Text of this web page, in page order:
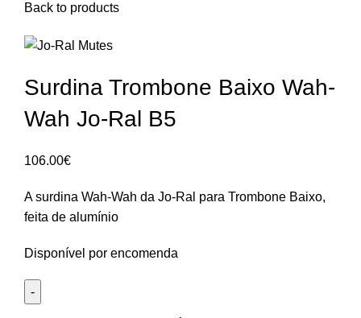
Back to products
Surdina Trombone Baixo Wah-
Wah Jo-Ral B5
106.00€
A surdina Wah-Wah da Jo-Ral para Trombone Baixo,
feita de alumínio
Disponível por encomenda